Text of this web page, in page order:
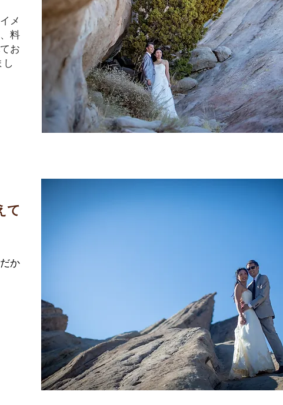
メ
料
お
し
て
か